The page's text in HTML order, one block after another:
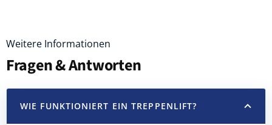
Weitere Informationen
Fragen & Antworten
WIE FUNKTIONIERT EIN TREPPENLIFT?